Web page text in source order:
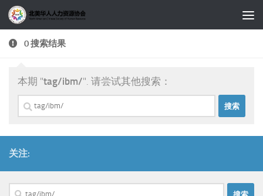
跳至内容
0 搜索结果
本期 "tag/ibm/". 请尝试其他搜索：
搜
索：
关注:
搜